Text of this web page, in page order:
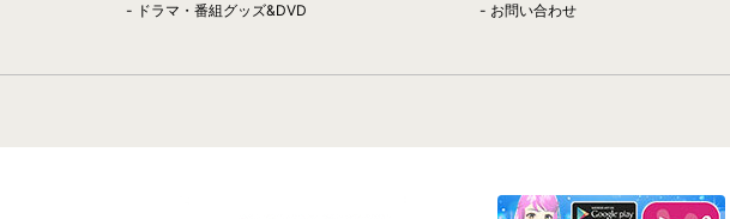
ドラマ・番組グッズ&DVD
お問い合わせ